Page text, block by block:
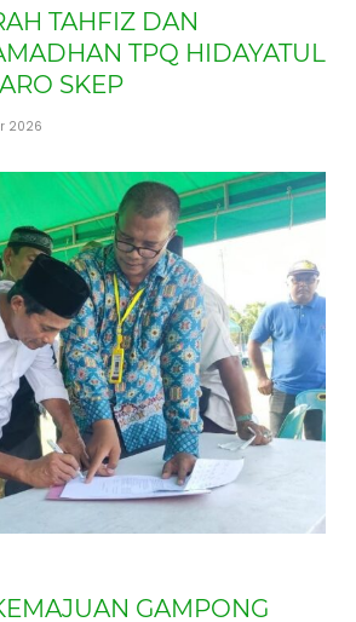
TAHFIZ DAN
TPQ HIDAYATUL
SKEP
2026
GAMPONG